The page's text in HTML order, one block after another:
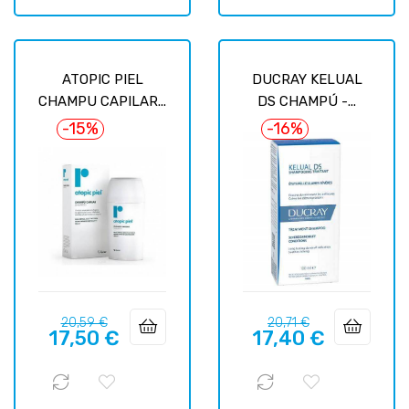
ATOPIC PIEL
CHAMPU CAPILAR...
-15%
Prix
habituel
20,59 €Prix
17,50 €
DUCRAY KELUAL
DS CHAMPÚ -...
-16%
Prix
habituel
20,71 €Prix
17,40 €